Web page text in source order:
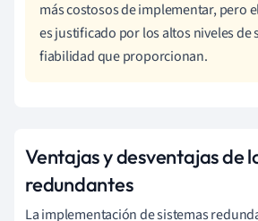
más costosos de implementar, pero
es justificado por los altos niveles de
fiabilidad que proporcionan.
Ventajas y desventajas de
redundantes
La implementación de sistemas